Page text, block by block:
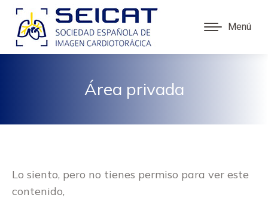
Menú
Área privada
Lo siento, pero no tienes permiso para ver este
contenido,